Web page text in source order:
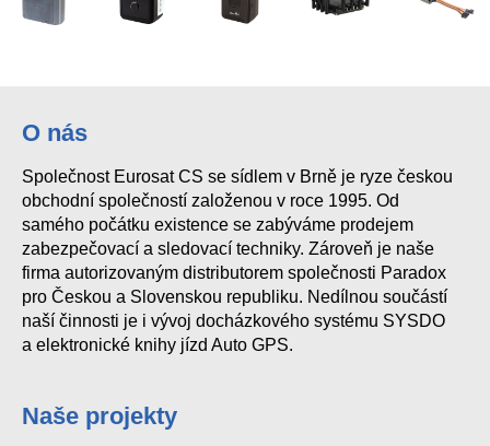
O nás
Společnost Eurosat CS se sídlem v Brně je ryze českou
obchodní společností založenou v roce 1995. Od
samého počátku existence se zabýváme prodejem
zabezpečovací a sledovací techniky. Zároveň je naše
firma autorizovaným distributorem společnosti Paradox
pro Českou a Slovenskou republiku. Nedílnou součástí
naší činnosti je i vývoj docházkového systému SYSDO
a elektronické knihy jízd Auto GPS.
Naše projekty